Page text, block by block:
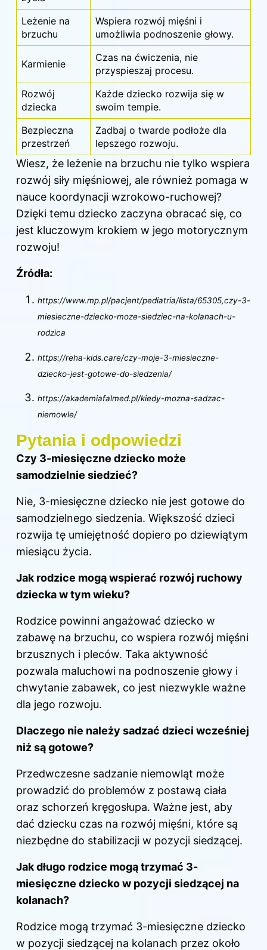
Leżenie na
brzuchu
Wspiera rozwój mięśni i
umożliwia podnoszenie głowy.
Karmienie
Czas na ćwiczenia, nie
przyspieszaj procesu.
Rozwój
dziecka
Każde dziecko rozwija się w
swoim tempie.
Bezpieczna
przestrzeń
Zadbaj o twarde podłoże dla
lepszego rozwoju.
Wiesz, że leżenie na brzuchu nie tylko wspiera
rozwój siły mięśniowej, ale również pomaga w
nauce koordynacji wzrokowo-ruchowej?
Dzięki temu dziecko zaczyna obracać się, co
jest kluczowym krokiem w jego motorycznym
rozwoju!
Źródła:
https://www.mp.pl/pacjent/pediatria/lista/65305,czy-3-
miesieczne-dziecko-moze-siedziec-na-kolanach-u-
rodzica
https://reha-kids.care/czy-moje-3-miesieczne-
dziecko-jest-gotowe-do-siedzenia/
https://akademiafalmed.pl/kiedy-mozna-sadzac-
niemowle/
Pytania i odpowiedzi
Czy 3-miesięczne dziecko może
samodzielnie siedzieć?
Nie, 3-miesięczne dziecko nie jest gotowe do
samodzielnego siedzenia. Większość dzieci
rozwija tę umiejętność dopiero po dziewiątym
miesiącu życia.
Jak rodzice mogą wspierać rozwój ruchowy
dziecka w tym wieku?
Rodzice powinni angażować dziecko w
zabawę na brzuchu, co wspiera rozwój mięśni
brzusznych i pleców. Taka aktywność
pozwala maluchowi na podnoszenie głowy i
chwytanie zabawek, co jest niezwykle ważne
dla jego rozwoju.
Dlaczego nie należy sadzać dzieci wcześniej
niż są gotowe?
Przedwczesne sadzanie niemowląt może
prowadzić do problemów z postawą ciała
oraz schorzeń kręgosłupa. Ważne jest, aby
dać dziecku czas na rozwój mięśni, które są
niezbędne do stabilizacji w pozycji siedzącej.
Jak długo rodzice mogą trzymać 3-
miesięczne dziecko w pozycji siedzącej na
kolanach?
Rodzice mogą trzymać 3-miesięczne dziecko
w pozycji siedzącej na kolanach przez około